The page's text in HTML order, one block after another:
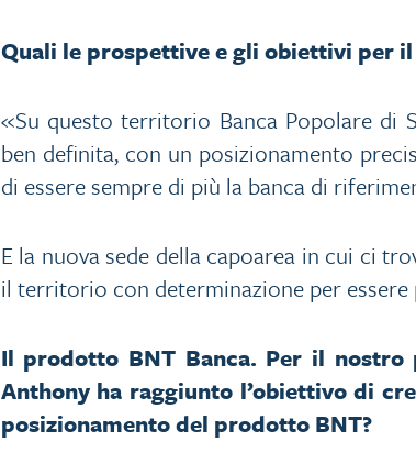
Quali le prospettive e gli obiettivi per il
«Su questo territorio Banca Popolare di
ben definita, con un posizionamento
di essere sempre di più la banca di
E la nuova sede della capoarea in cui ci
il territorio con determinazione per
Il prodotto BNT Banca. Per il nostro
Anthony ha raggiunto l’obiettivo di
posizionamento del prodotto BNT?